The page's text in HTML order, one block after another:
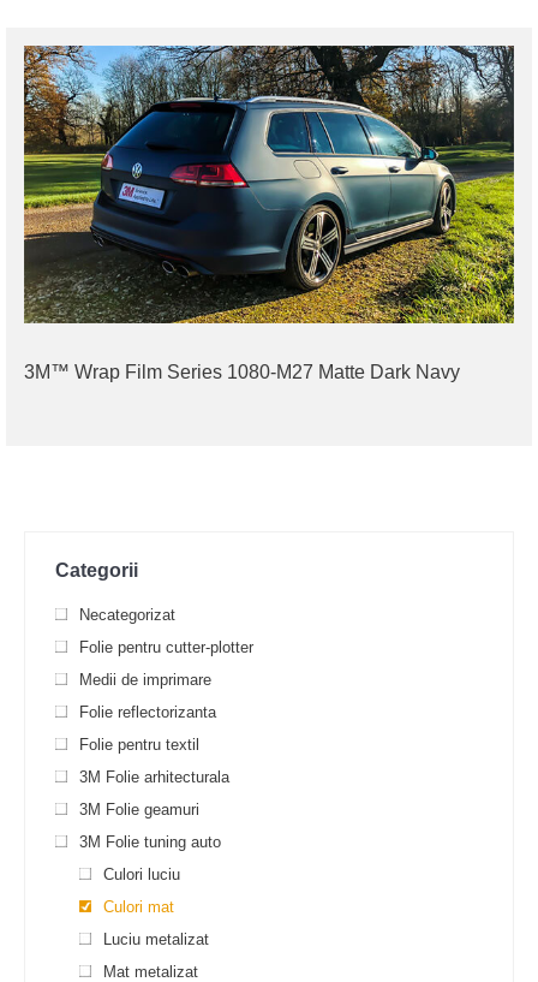
3M™ Wrap Film Series 1080-M27 Matte Dark Navy
Categorii
Necategorizat
Folie pentru cutter-plotter
Medii de imprimare
Folie reflectorizanta
Folie pentru textil
3M Folie arhitecturala
3M Folie geamuri
3M Folie tuning auto
Culori luciu
Culori mat
Luciu metalizat
Mat metalizat